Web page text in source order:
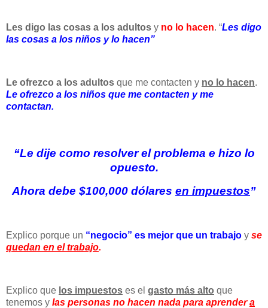
Les digo las cosas a los adultos y no lo hacen. “Les digo
las cosas a los niños y lo hacen”
Le ofrezco a los adultos que me contacten y no lo hacen.
Le ofrezco a los niños que me contacten y me
contactan.
“Le dije como resolver el problema e hizo lo
opuesto.
Ahora debe $100,000 dólares en impuestos”
Explico porque un “negocio” es mejor que un trabajo y se
quedan en el trabajo.
Explico que los impuestos es el gasto más alto que
tenemos y las personas no hacen nada para aprendera